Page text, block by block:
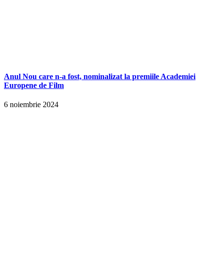
Anul Nou care n-a fost, nominalizat la premiile Academiei
Europene de Film
6 noiembrie 2024